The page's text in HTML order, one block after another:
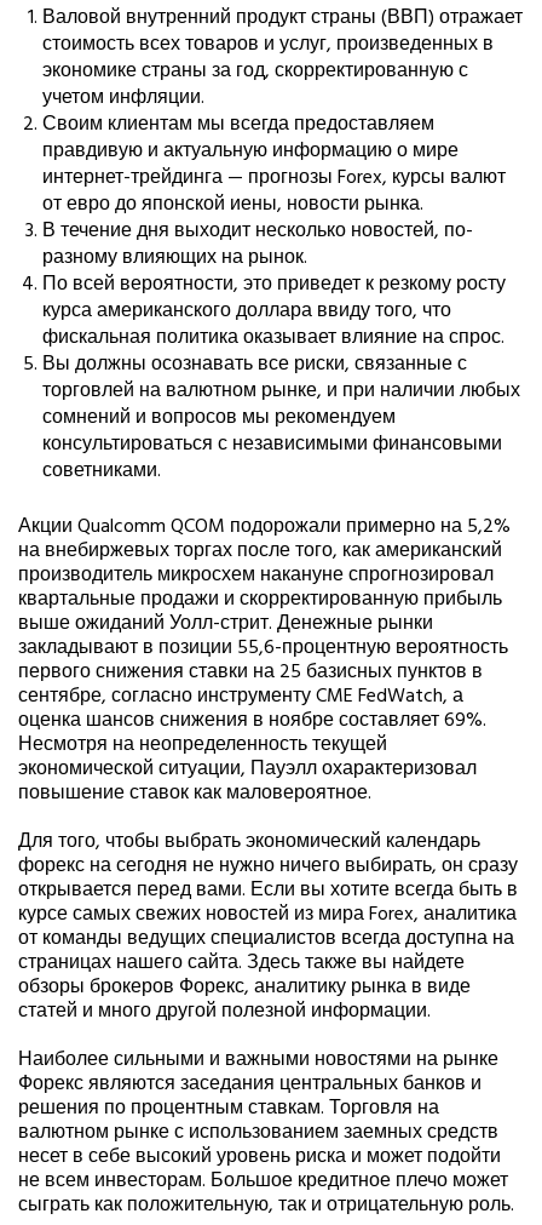
Валовой внутренний продукт страны (ВВП) отражает
стоимость всех товаров и услуг, произведенных в
экономике страны за год, скорректированную с
учетом инфляции.
Своим клиентам мы всегда предоставляем
правдивую и актуальную информацию о мире
интернет-трейдинга — прогнозы Forex, курсы валют
от евро до японской иены, новости рынка.
В течение дня выходит несколько новостей, по-
разному влияющих на рынок.
По всей вероятности, это приведет к резкому росту
курса американского доллара ввиду того, что
фискальная политика оказывает влияние на спрос.
Вы должны осознавать все риски, связанные с
торговлей на валютном рынке, и при наличии любых
сомнений и вопросов мы рекомендуем
консультироваться с независимыми финансовыми
советниками.
Акции Qualcomm QCOM подорожали примерно на 5,2%
на внебиржевых торгах после того, как американский
производитель микросхем накануне спрогнозировал
квартальные продажи и скорректированную прибыль
выше ожиданий Уолл-стрит. Денежные рынки
закладывают в позиции 55,6-процентную вероятность
первого снижения ставки на 25 базисных пунктов в
сентябре, согласно инструменту CME FedWatch, а
оценка шансов снижения в ноябре составляет 69%.
Несмотря на неопределенность текущей
экономической ситуации, Пауэлл охарактеризовал
повышение ставок как маловероятное.
Для того, чтобы выбрать экономический календарь
форекс на сегодня не нужно ничего выбирать, он сразу
открывается перед вами. Если вы хотите всегда быть в
курсе самых свежих новостей из мира Forex, аналитика
от команды ведущих специалистов всегда доступна на
страницах нашего сайта. Здесь также вы найдете
обзоры брокеров Форекс, аналитику рынка в виде
статей и много другой полезной информации.
Наиболее сильными и важными новостями на рынке
Форекс являются заседания центральных банков и
решения по процентным ставкам. Торговля на
валютном рынке с использованием заемных средств
несет в себе высокий уровень риска и может подойти
не всем инвесторам. Большое кредитное плечо может
сыграть как положительную, так и отрицательную роль.